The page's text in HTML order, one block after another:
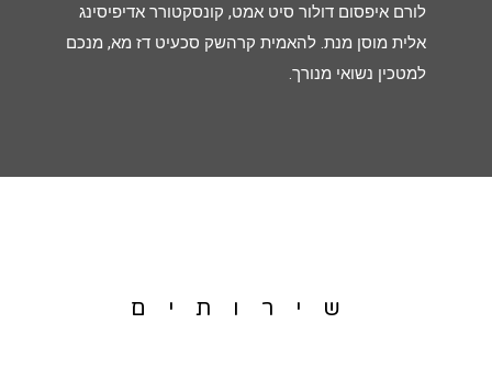
לורם איפסום דולור סיט אמט, קונסקטורר אדיפיסינג
אלית מוסן מנת. להאמית קרהשק סכעיט דז מא, מנכם
למטכין נשואי מנורך.
שירותים